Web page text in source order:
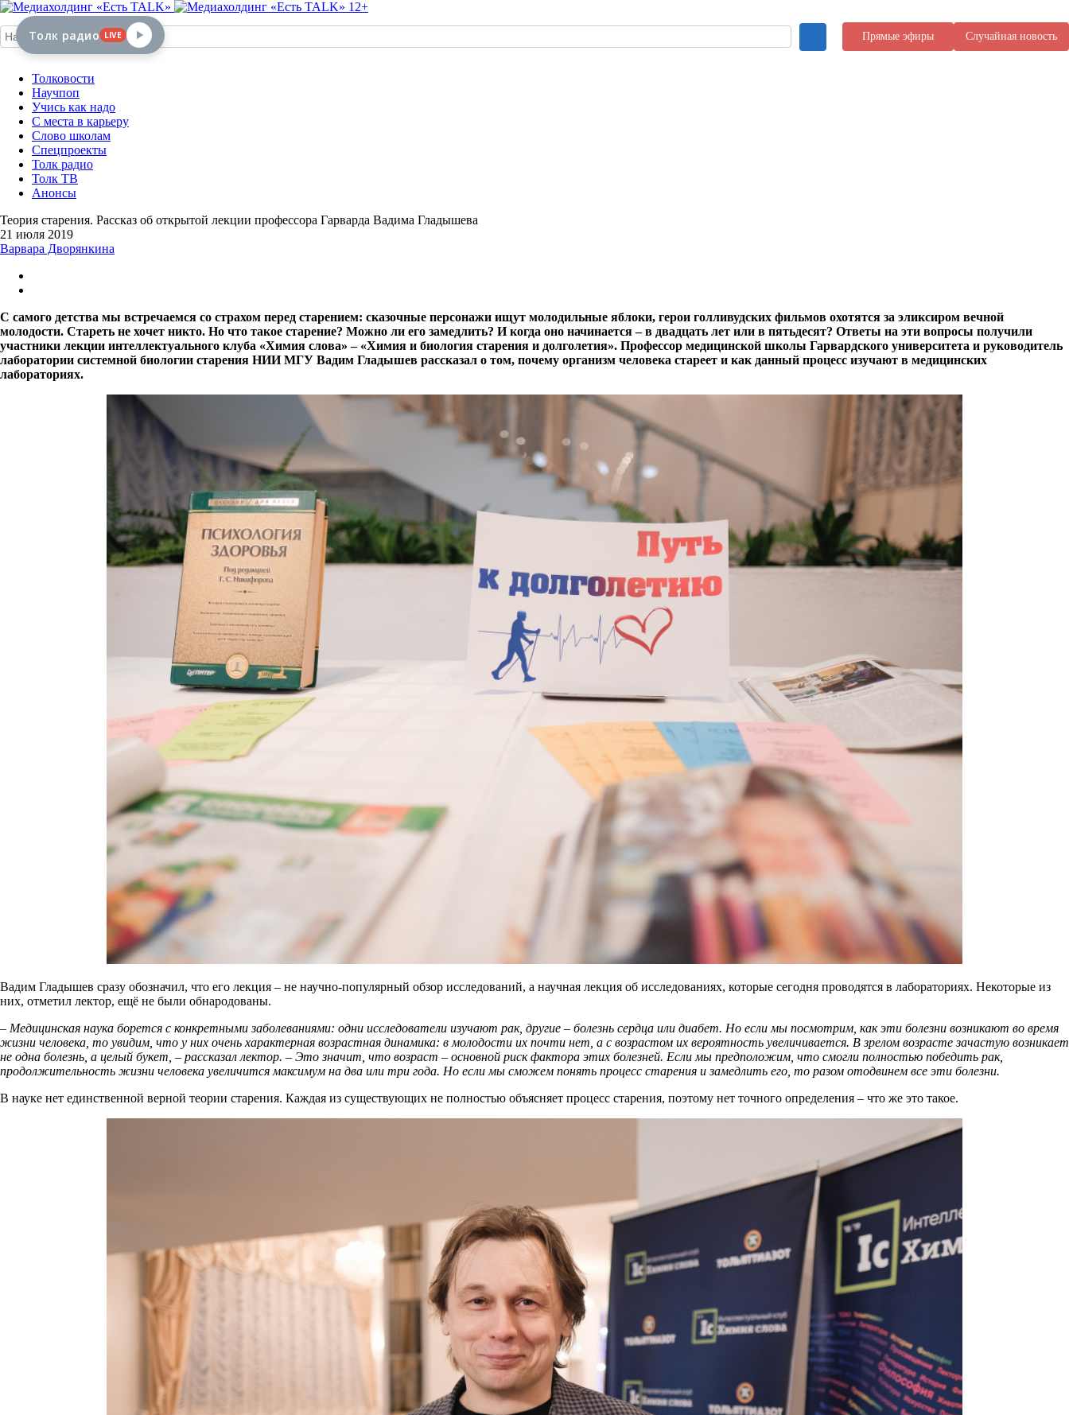
12+
Прямые эфиры Случайная новость
Толковости
Научпоп
Учись как надо
С места в карьеру
Слово школам
Спецпроекты
Толк радио
Толк ТВ
Анонсы
Теория старения. Рассказ об открытой лекции профессора Гарварда Вадима Гладышева
21 июля 2019
Варвара Дворянкина
С самого детства мы встречаемся со страхом перед старением: сказочные персонажи ищут молодильные яблоки, герои голливудских фильмов охотятся за эликсиром вечной
молодости. Стареть не хочет никто. Но что такое старение? Можно ли его замедлить? И когда оно начинается – в двадцать лет или в пятьдесят? Ответы на эти вопросы получили
участники лекции интеллектуального клуба «Химия слова» – «Химия и биология старения и долголетия». Профессор медицинской школы Гарвардского университета и руководитель
лаборатории системной биологии старения НИИ МГУ Вадим Гладышев рассказал о том, почему организм человека стареет и как данный процесс изучают в медицинских
лабораториях.
Вадим Гладышев сразу обозначил, что его лекция – не научно-популярный обзор исследований, а научная лекция об исследованиях, которые сегодня проводятся в лабораториях. Некоторые из
них, отметил лектор, ещё не были обнародованы.
– Медицинская наука борется с конкретными заболеваниями: одни исследователи изучают рак, другие – болезнь сердца или диабет. Но если мы посмотрим, как эти болезни возникают во время
жизни человека, то увидим, что у них очень характерная возрастная динамика: в молодости их почти нет, а с возрастом их вероятность увеличивается. В зрелом возрасте зачастую возникает
не одна болезнь, а целый букет, – рассказал лектор. – Это значит, что возраст – основной риск фактора этих болезней. Если мы предположим, что смогли полностью победить рак,
продолжительность жизни человека увеличится максимум на два или три года. Но если мы сможем понять процесс старения и замедлить его, то разом отодвинем все эти болезни.
В науке нет единственной верной теории старения. Каждая из существующих не полностью объясняет процесс старения, поэтому нет точного определения – что же это такое.
Толк радио LIVE